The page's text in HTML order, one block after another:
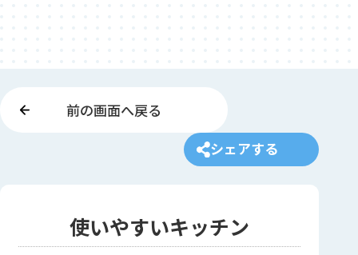
前の画面へ戻る
シェアする
使いやすいキッチン